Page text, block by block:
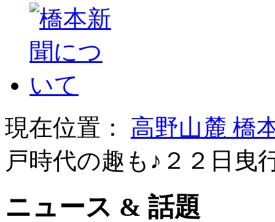
現在位置： 高野山麓 橋
戸時代の趣も♪２２日曳
ニュース & 話題